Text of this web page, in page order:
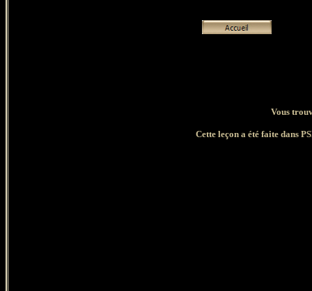
Vous
Cette leçon a été faite dans